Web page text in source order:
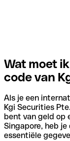
Wat moet
code van
Als je een
Kgi Securities
bent van geld op
Singapore, heb je
essentiële